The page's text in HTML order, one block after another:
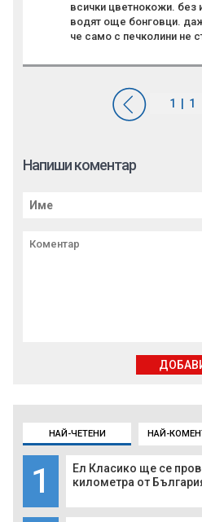
НАЙ-ЧЕТЕНИ НАЙ-
1
Ел Класико ще се
километра от
всички цветнокожи. без
водят още бонговци.
че само с печколини не
Напиши коментар